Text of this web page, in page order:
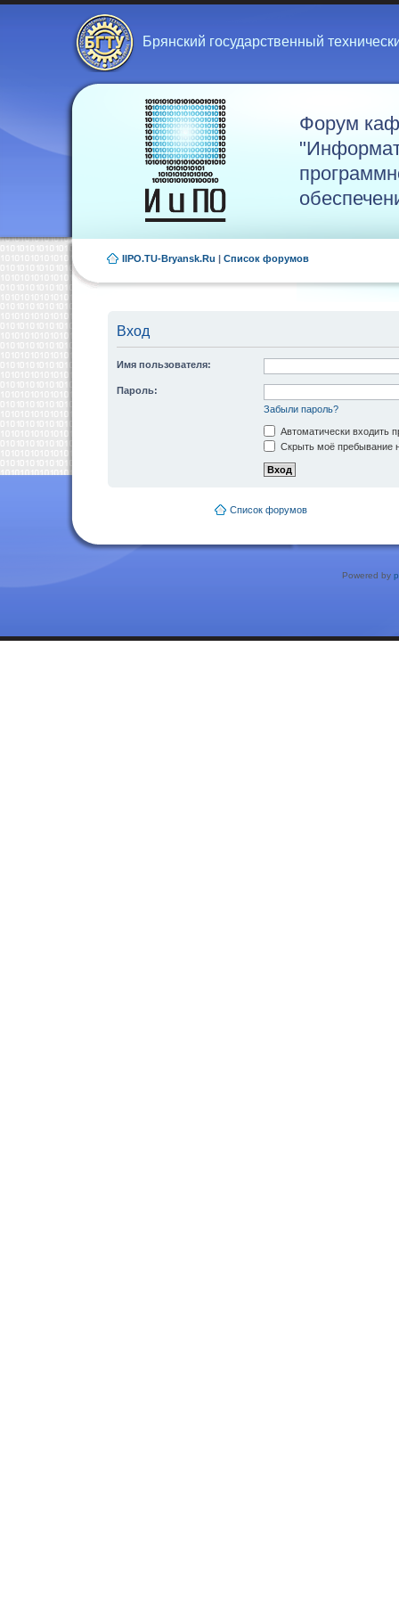
Брянский государственный
Форум
IIPO.TU-Bryansk.Ru | Список форумов
Вход
Имя пользователя:
Пароль:
Забыли пароль?
Автоматически входить
Скрыть моё пребывание
Список форумов
Powered by